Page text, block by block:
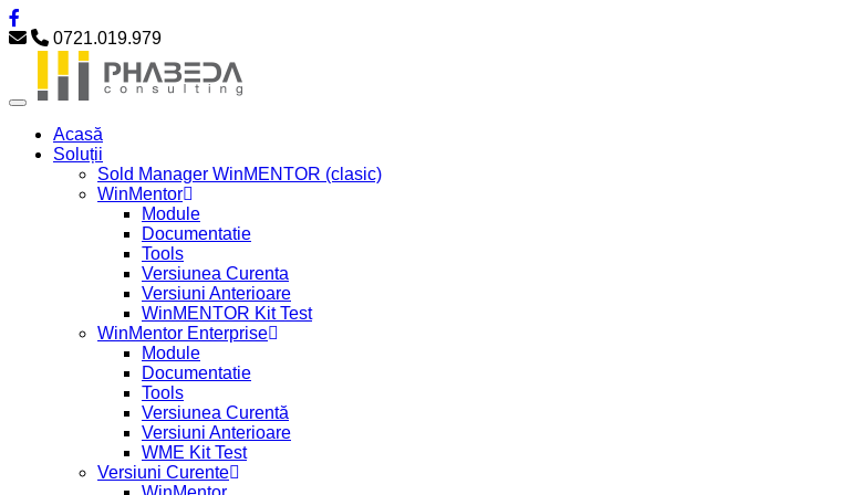
0721.019.979
Acasă
Soluții
Sold Manager WinMENTOR (clasic)
WinMentor
Module
Documentatie
Tools
Versiunea Curenta
Versiuni Anterioare
WinMENTOR Kit Test
WinMentor Enterprise
Module
Documentatie
Tools
Versiunea Curentă
Versiuni Anterioare
WME Kit Test
Versiuni Curente